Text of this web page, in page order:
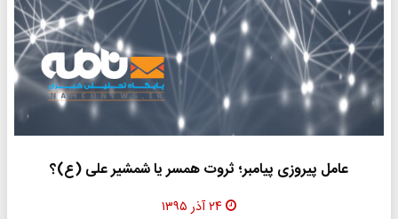
عامل پیروزی پیامبر؛ ثروت همسر یا شمشیر علی (ع)؟
۲۴ آذر ۱۳۹۵